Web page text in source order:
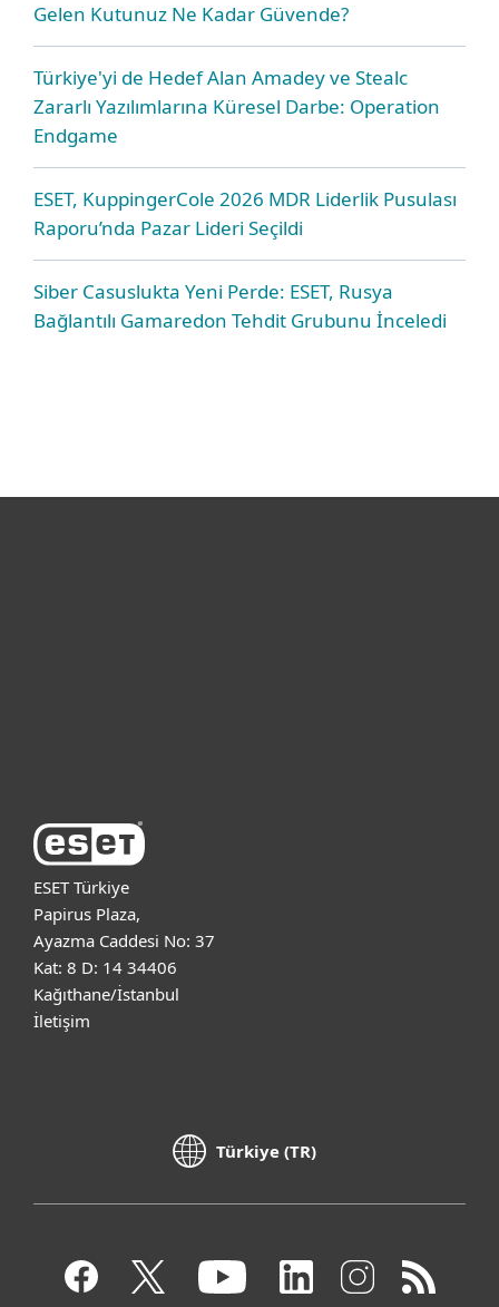
Gelen Kutunuz Ne Kadar Güvende?
Türkiye'yi de Hedef Alan Amadey ve Stealc
Zararlı Yazılımlarına Küresel Darbe: Operation
Endgame
ESET, KuppingerCole 2026 MDR Liderlik Pusulası
Raporu’nda Pazar Lideri Seçildi
Siber Casuslukta Yeni Perde: ESET, Rusya
Bağlantılı Gamaredon Tehdit Grubunu İnceledi
ESET Türkiye
Papirus Plaza,
Ayazma Caddesi No: 37
Kat: 8 D: 14 34406
Kağıthane/İstanbul
İletişim
Türkiye (TR)